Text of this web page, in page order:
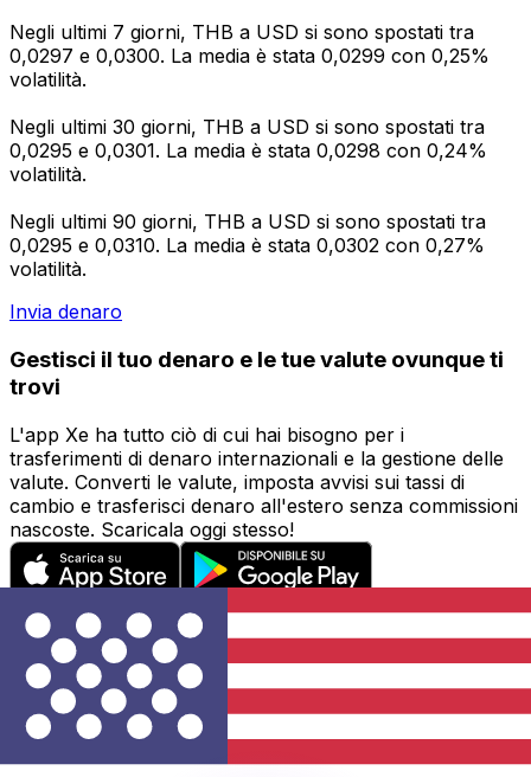
Negli ultimi 7 giorni, THB a USD si sono spostati tra
0,0297 e 0,0300. La media è stata 0,0299 con 0,25%
volatilità.
Negli ultimi 30 giorni, THB a USD si sono spostati tra
0,0295 e 0,0301. La media è stata 0,0298 con 0,24%
volatilità.
Negli ultimi 90 giorni, THB a USD si sono spostati tra
0,0295 e 0,0310. La media è stata 0,0302 con 0,27%
volatilità.
Invia denaro
Gestisci il tuo denaro e le tue valute ovunque ti
trovi
L'app Xe ha tutto ciò di cui hai bisogno per i
trasferimenti di denaro internazionali e la gestione delle
valute. Converti le valute, imposta avvisi sui tassi di
cambio e trasferisci denaro all'estero senza commissioni
nascoste. Scaricala oggi stesso!